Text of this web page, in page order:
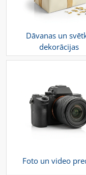
Dāvanas un
dekorācijas
Foto un video